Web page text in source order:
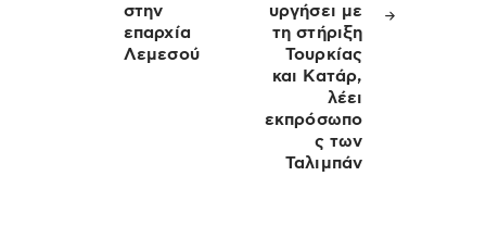
στην
επαρχία
Λεμεσού
υργήσει με
τη στήριξη
Τουρκίας
και Κατάρ,
λέει
εκπρόσωπο
ς των
Ταλιμπάν